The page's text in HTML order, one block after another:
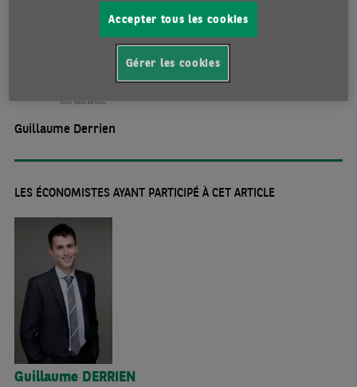
Croissance du PIB
Guillaume Derrien
LES ÉCONOMISTES AYANT PARTICIPÉ À CET ARTICLE
Guillaume DERRIEN
Accepter tous les cookies
Gérer les cookies